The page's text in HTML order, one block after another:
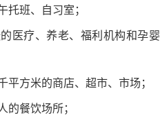
托班、自习室；
医疗、养老、福利机构和孕婴
平方米的商店、超市、市场；
的餐饮场所；